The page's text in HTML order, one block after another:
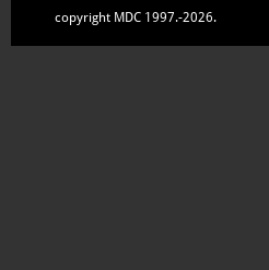
copyright MDC 1997.-2026.